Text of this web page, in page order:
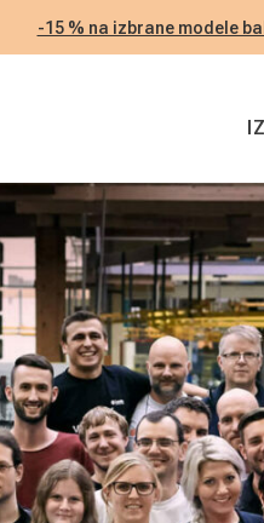
-15 % na izbrane modele